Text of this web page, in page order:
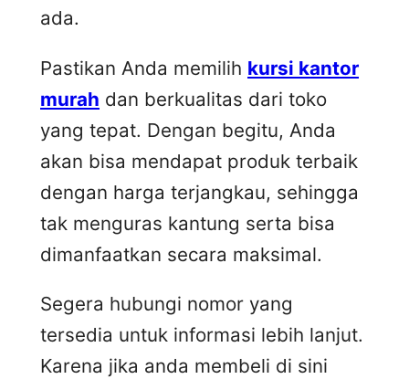
ada.
Pastikan Anda memilih kursi kantor
murah dan berkualitas dari toko
yang tepat. Dengan begitu, Anda
akan bisa mendapat produk terbaik
dengan harga terjangkau, sehingga
tak menguras kantung serta bisa
dimanfaatkan secara maksimal.
Segera hubungi nomor yang
tersedia untuk informasi lebih lanjut.
Karena jika anda membeli di sini